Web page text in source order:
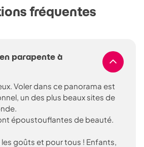
fréquentes
parapente à
Voler dans ce panorama est
un des plus beaux sites de
époustouflantes de beauté.
les goûts et pour tous ! Enfants,